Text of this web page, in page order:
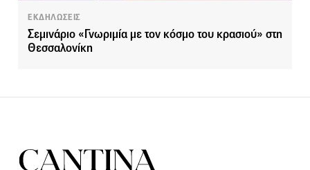
ΕΚΔΗΛΩΣΕΙΣ
Σεμινάριο «Γνωριμία με τον κόσμο του κρασιού» στη
Θεσσαλονίκη